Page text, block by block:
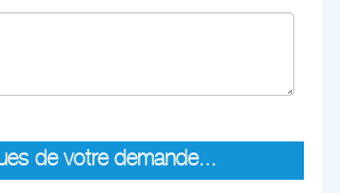
de votre demande...